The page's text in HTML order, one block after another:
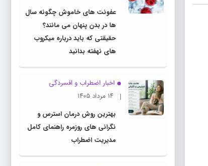
عفونت های خاموش چگونه سال
ها در بدن پنهان می مانند؟
حقیقتی که باید درباره میکروب
های نهفته بدانید
اخبار اضطراب و افسردگی
۱۴ مرداد ۱۴۰۵
بهترین روش درمان استرس و
نگرانی های روزمره راهنمای کامل
مدیریت اضطراب